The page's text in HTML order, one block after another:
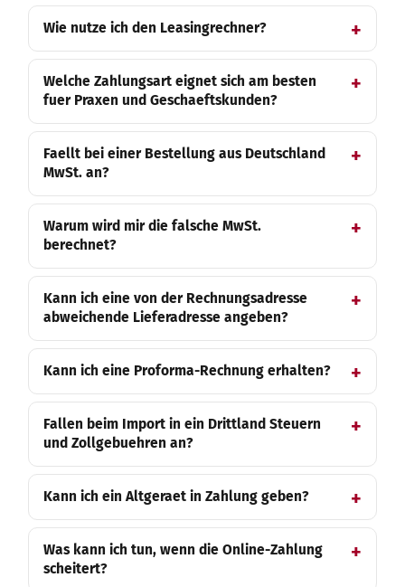
Wie nutze ich den Leasingrechner?
Welche Zahlungsart eignet sich am besten
fuer Praxen und Geschaeftskunden?
Faellt bei einer Bestellung aus Deutschland
MwSt. an?
Warum wird mir die falsche MwSt.
berechnet?
Kann ich eine von der Rechnungsadresse
abweichende Lieferadresse angeben?
Kann ich eine Proforma-Rechnung erhalten?
Fallen beim Import in ein Drittland Steuern
und Zollgebuehren an?
Kann ich ein Altgeraet in Zahlung geben?
Was kann ich tun, wenn die Online-Zahlung
scheitert?